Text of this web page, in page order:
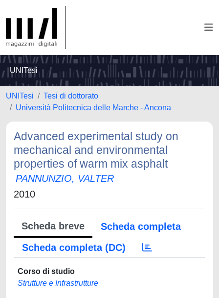
UNITesi
UNITesi
Tesi di dottorato
Università Politecnica delle Marche - Ancona
Advanced experimental study on
mechanical and environmental
properties of warm mix asphalt
PANNUNZIO, VALTER
2010
Scheda breve
Scheda completa
Scheda completa (DC)
Corso di studio
Strutture e Infrastrutture